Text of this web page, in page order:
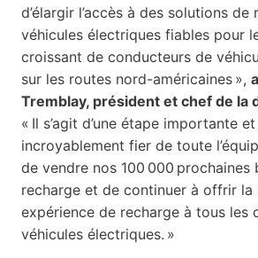
d’élargir l’accès à des solutions de
véhicules électriques fiables pour
croissant de conducteurs de
sur les routes nord-américaines »,
Tremblay, président et chef de la
« Il s’agit d’une étape importante
incroyablement fier de toute
de vendre nos 100 000 prochaines
recharge et de continuer à offrir la
expérience de recharge à tous les
véhicules électriques. »